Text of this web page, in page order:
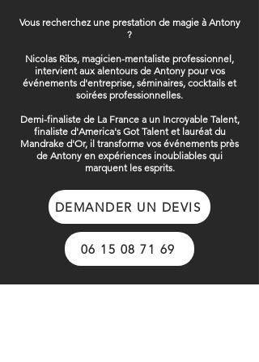
Vous recherchez une prestation de magie à Antony
?
Nicolas Ribs, magicien-mentaliste professionnel,
intervient aux alentours de Antony pour vos
événements d'entreprise, séminaires, cocktails et
soirées professionnelles.
Demi-finaliste de La France a un Incroyable Talent,
finaliste d'America's Got Talent et lauréat du
Mandrake d'Or, il transforme vos événements près
de Antony en expériences inoubliables qui
marquent les esprits.
DEMANDER UN DEVIS
06 15 08 71 69